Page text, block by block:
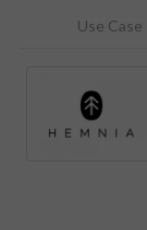
Use Case